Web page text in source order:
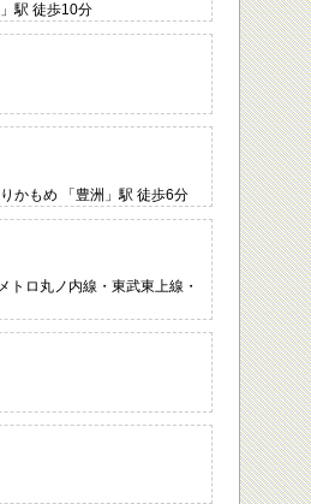
駅 徒歩10分
かもめ 「豊洲」駅 徒歩6分
ロ丸ノ内線・東武東上線・